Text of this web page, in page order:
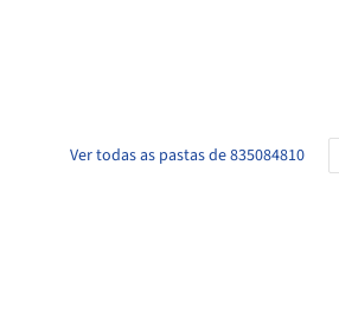
Ver todas as pastas de 835084810